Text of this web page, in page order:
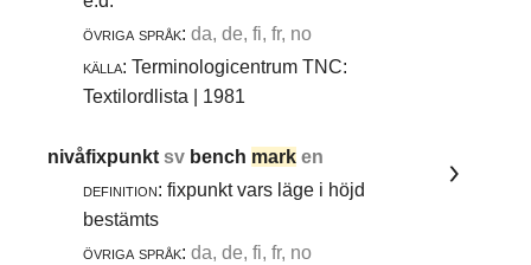
övriga språk: da, de, fi, fr, no
källa: Terminologicentrum TNC:
Textilordlista | 1981
nivåfixpunktsv bench mark en
definition: fixpunkt vars läge i höjd
bestämts
övriga språk: da, de, fi, fr, no